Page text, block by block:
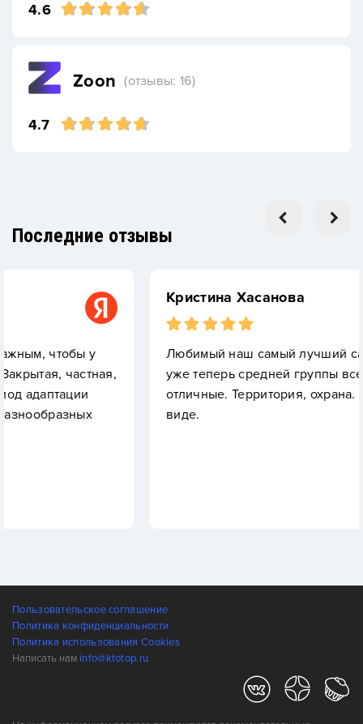
4.6
Zoon (отзывы: 16)
4.7
Последние отзывы
у
Кристина Хасанова
Любимый наш самый лучший сад!!!От
уже теперь средней группы все
отличные. Территория, охрана. Все в
Пользовательское соглашение
Политика конфиденциальности
Политика использования Cookies
Написать нам info@ktotop.ru